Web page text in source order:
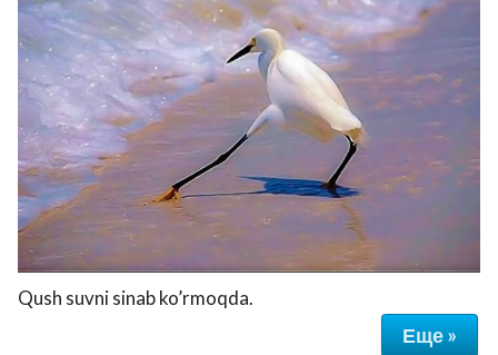
Qush suvni sinab ko’rmoqda.
Еще »